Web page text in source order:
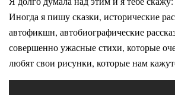
Иногда я пишу сказки, исторические
автофикшн, автобиографические
совершенно ужасные стихи, которые
любят свои рисунки, которые нам